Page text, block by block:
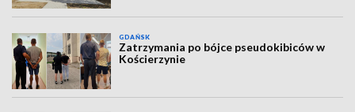
GDAŃSK
Zatrzymania po bójce pseudokibiców w
Kościerzynie